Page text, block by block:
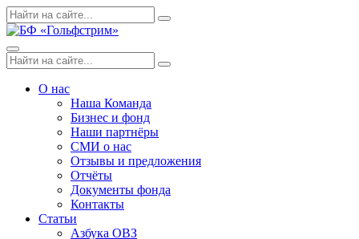
Skip
to
Поиск
по:
Search
Menu
Поиск
по:
Search
О нас
Наша Команда
Бизнес и фонд
Наши партнёры
СМИ о нас
Отзывы и предложения
Отчёты
Документы фонда
Контакты
Статьи
Азбука ОВЗ